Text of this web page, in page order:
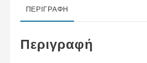
ΠΕΡΙΓΡΑΦΉ
Περιγραφή